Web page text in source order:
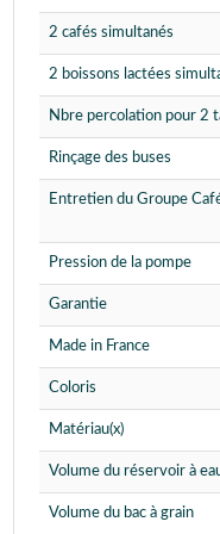
2 cafés simultanés
2 boissons lactées
Nbre percolation pour 2
Rinçage des buses
Entretien du Groupe
Pression de la pompe
Garantie
Made in France
Coloris
Matériau(x)
Volume du réservoir à
Volume du bac à grain